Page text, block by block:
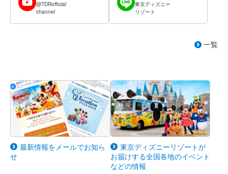
@TDRofficial
channel
東京ディズニー
リゾート
一覧
最新情報をメールでお知ら
せ
東京ディズニーリゾートが
お届けする全国各地のイベント
などの情報